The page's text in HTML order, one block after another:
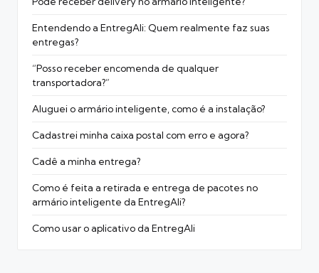
Entendendo a EntregAli: Quem realmente faz suas
entregas?
“Posso receber encomenda de qualquer
transportadora?”
Aluguei o armário inteligente, como é a instalação?
Cadastrei minha caixa postal com erro e agora?
Cadê a minha entrega?
Como é feita a retirada e entrega de pacotes no
armário inteligente da EntregAli?
Como usar o aplicativo da EntregAli